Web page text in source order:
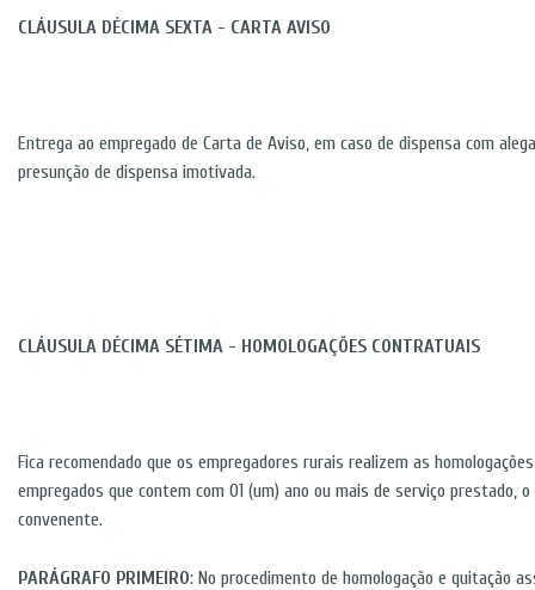
CLÁUSULA DÉCIMA SEXTA - CARTA AVISO
Entrega ao empregado de Carta de Aviso, em caso de dispensa com
presunção de dispensa imotivada.
CLÁUSULA DÉCIMA SÉTIMA - HOMOLOGAÇÕES CONTRATUAIS
Fica recomendado que os empregadores rurais realizem as
empregados que contem com 01 (um) ano ou mais de serviço prestado,
convenente.
PARÁGRAFO PRIMEIRO: No procedimento de homologação e quitação